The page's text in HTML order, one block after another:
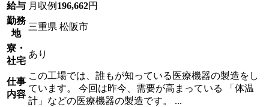
給与 月収例 196,662円
勤務
地
三重県 松阪市
寮・
社宅
あり
仕事
内容
この工場では、誰もが知っている医療機器の製造をし
ています。 今回は昨今、需要が高まっている 「体温
計」などの医療機器の製造です。 ...